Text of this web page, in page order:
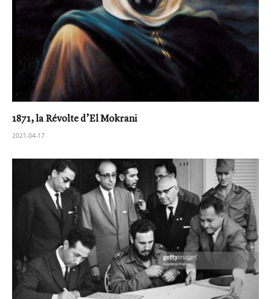
1871, la Révolte d’El Mokrani
2021-04-17